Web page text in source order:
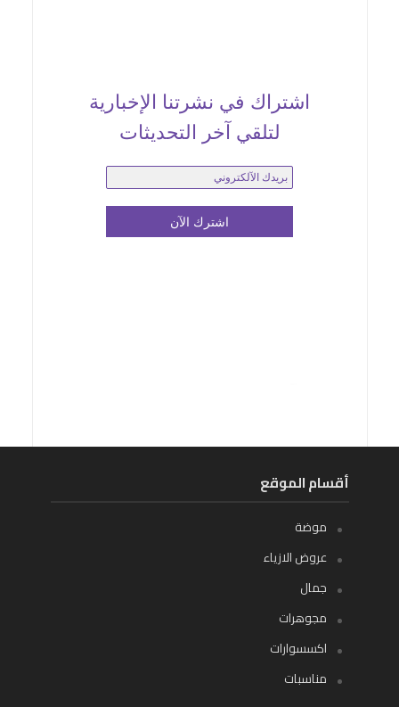
اشتراك في نشرتنا الإخبارية
لتلقي آخر التحديثات
أقسام الموقع
موضة
عروض الازياء
جمال
مجوهرات
اكسسوارات
مناسبات